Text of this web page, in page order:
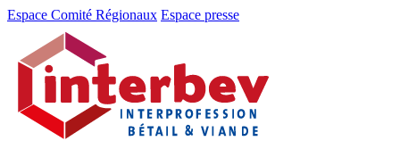
Aller
Aller
contenu
Espace Comité Régionaux Espace presse